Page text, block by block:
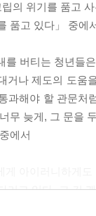
의 위기를 품고
품고 있다」 중에
버티는 청년들
나 제도의 도움
과해야 할 관문처
무 늦게, 그 문을
에서
리고 있다. 그 긴